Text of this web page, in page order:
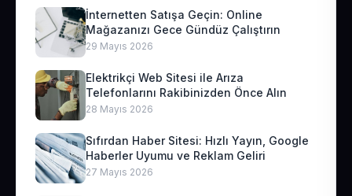
İnternetten Satışa Geçin: Online
Mağazanızı Gece Gündüz Çalıştırın
29 Mayıs 2026
Elektrikçi Web Sitesi ile Arıza
Telefonlarını Rakibinizden Önce Alın
28 Mayıs 2026
Sıfırdan Haber Sitesi: Hızlı Yayın, Google
Haberler Uyumu ve Reklam Geliri
27 Mayıs 2026